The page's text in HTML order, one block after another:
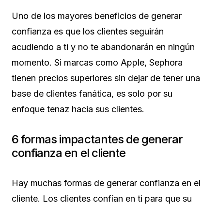
Uno de los mayores beneficios de generar
confianza es que los clientes seguirán
acudiendo a ti y no te abandonarán en ningún
momento. Si marcas como Apple, Sephora
tienen precios superiores sin dejar de tener una
base de clientes fanática, es solo por su
enfoque tenaz hacia sus clientes.
6 formas impactantes de generar
confianza en el cliente
Hay muchas formas de generar confianza en el
cliente. Los clientes confían en ti para que su